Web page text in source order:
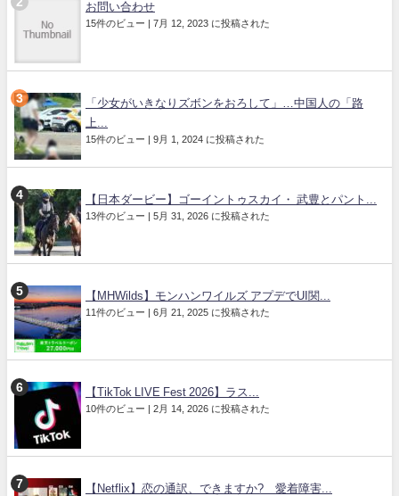
お問い合わせ
15件のビュー | 7月 12, 2023 に投稿された
「少女がいきなりズボンをおろして」…中国人の「路
上...
15件のビュー | 9月 1, 2024 に投稿された
【日本ダービー】ゴーイントゥスカイ・ 武豊とパント...
13件のビュー | 5月 31, 2026 に投稿された
【MHWilds】モンハンワイルズ アプデでUI関...
11件のビュー | 6月 21, 2025 に投稿された
【TikTok LIVE Fest 2026】ラス...
10件のビュー | 2月 14, 2026 に投稿された
【Netflix】恋の通訳、できますか? 愛着障害...